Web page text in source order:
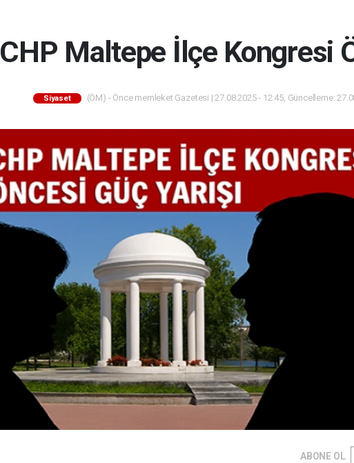
CHP Maltepe İlçe Kongresi
Siyaset (ÖM) - Önce memleket Gazetesi | 27.08.2025 - 12:45, Güncelleme:
ABONE OL